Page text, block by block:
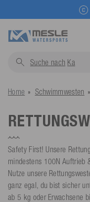
Suche nach Schwi
Home Schwimmwesten
Safety First! Unsere
mindestens 100N Auftrieb
Nutze unsere
ganz egal, du bist sicher
ab 5 kg oder Erwachsene